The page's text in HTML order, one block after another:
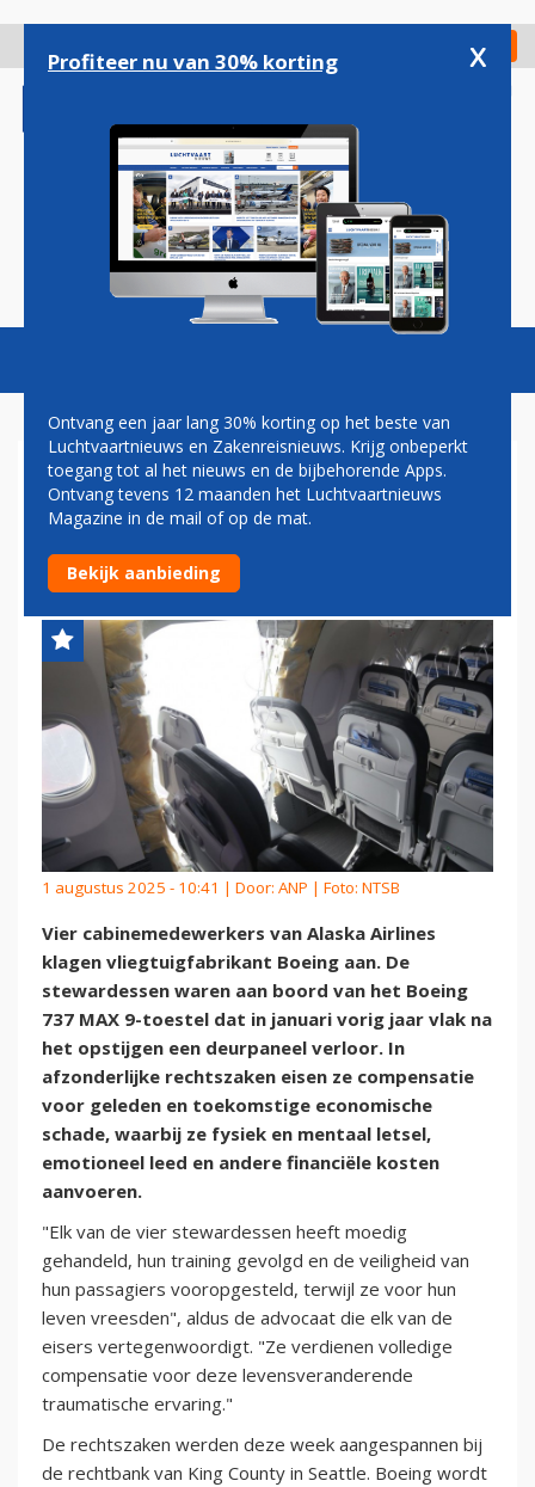
gaan
Check in
Magazine Podcasts Vacatures
CABINEPERSONEEL KLAAGT
BOEING AAN OM INCIDENT
MET DEURPANEEL
1 augustus 2025 - 10:41 | Door: ANP | Foto: NTSB
Vier cabinemedewerkers van Alaska Airlines
klagen vliegtuigfabrikant Boeing aan. De
stewardessen waren aan boord van het Boeing
737 MAX 9-toestel dat in januari vorig jaar vlak na
het opstijgen een deurpaneel verloor. In
afzonderlijke rechtszaken eisen ze compensatie
voor geleden en toekomstige economische
schade, waarbij ze fysiek en mentaal letsel,
emotioneel leed en andere financiële kosten
aanvoeren.
"Elk van de vier stewardessen heeft moedig
gehandeld, hun training gevolgd en de veiligheid van
hun passagiers vooropgesteld, terwijl ze voor hun
leven vreesden", aldus de advocaat die elk van de
eisers vertegenwoordigt. "Ze verdienen volledige
compensatie voor deze levensveranderende
traumatische ervaring."
De rechtszaken werden deze week aangespannen bij
de rechtbank van King County in Seattle. Boeing wordt
Profiteer nu van 30% korting x
Ontvang een jaar lang 30% korting op het beste van
Luchtvaartnieuws en Zakenreisnieuws. Krijg onbeperkt
toegang tot al het nieuws en de bijbehorende Apps.
Ontvang tevens 12 maanden het Luchtvaartnieuws
Magazine in de mail of op de mat.
Bekijk aanbieding